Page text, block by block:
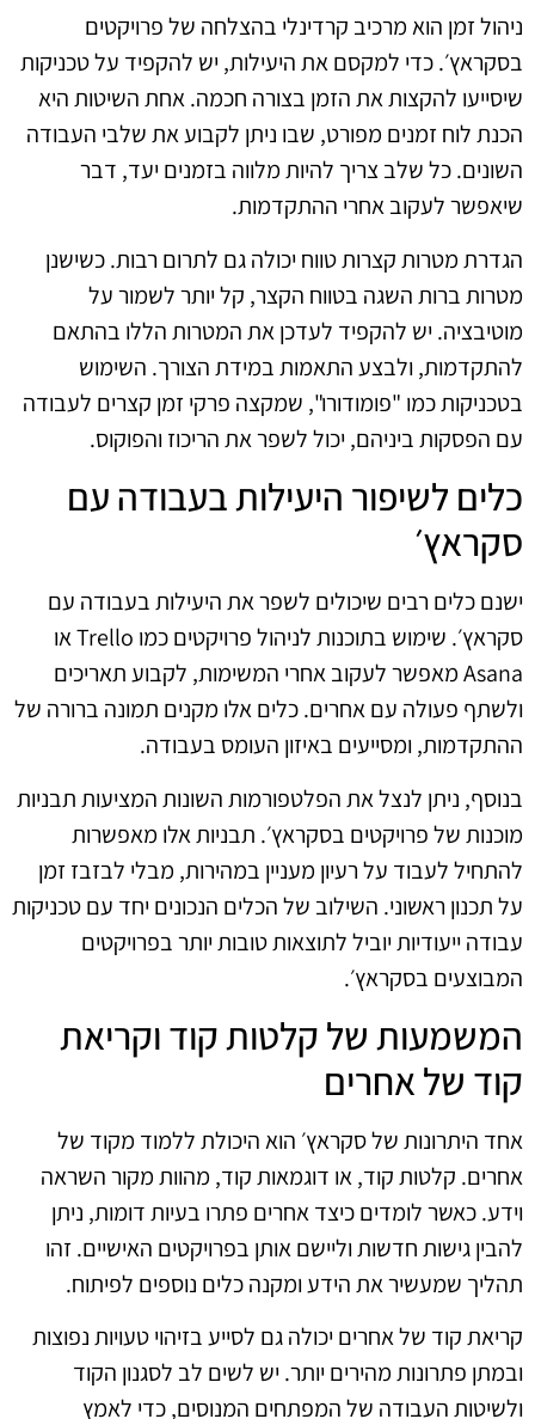
ניהול זמן הוא מרכיב קרדינלי בהצלחה של פרויקטים
בסקראץ׳. כדי למקסם את היעילות, יש להקפיד על טכניקות
שיסייעו להקצות את הזמן בצורה חכמה. אחת השיטות היא
הכנת לוח זמנים מפורט, שבו ניתן לקבוע את שלבי העבודה
השונים. כל שלב צריך להיות מלווה בזמנים יעד, דבר
שיאפשר לעקוב אחרי ההתקדמות.
הגדרת מטרות קצרות טווח יכולה גם לתרום רבות. כשישנן
מטרות ברות השגה בטווח הקצר, קל יותר לשמור על
מוטיבציה. יש להקפיד לעדכן את המטרות הללו בהתאם
להתקדמות, ולבצע התאמות במידת הצורך. השימוש
בטכניקות כמו "פומודורו", שמקצה פרקי זמן קצרים לעבודה
עם הפסקות ביניהם, יכול לשפר את הריכוז והפוקוס.
כלים לשיפור היעילות בעבודה עם
סקראץ׳
ישנם כלים רבים שיכולים לשפר את היעילות בעבודה עם
סקראץ׳. שימוש בתוכנות לניהול פרויקטים כמו Trello או
Asana מאפשר לעקוב אחרי המשימות, לקבוע תאריכים
ולשתף פעולה עם אחרים. כלים אלו מקנים תמונה ברורה של
ההתקדמות, ומסייעים באיזון העומס בעבודה.
בנוסף, ניתן לנצל את הפלטפורמות השונות המציעות תבניות
מוכנות של פרויקטים בסקראץ׳. תבניות אלו מאפשרות
להתחיל לעבוד על רעיון מעניין במהירות, מבלי לבזבז זמן
על תכנון ראשוני. השילוב של הכלים הנכונים יחד עם טכניקות
עבודה ייעודיות יוביל לתוצאות טובות יותר בפרויקטים
המבוצעים בסקראץ׳.
המשמעות של קלטות קוד וקריאת
קוד של אחרים
אחד היתרונות של סקראץ׳ הוא היכולת ללמוד מקוד של
אחרים. קלטות קוד, או דוגמאות קוד, מהוות מקור השראה
וידע. כאשר לומדים כיצד אחרים פתרו בעיות דומות, ניתן
להבין גישות חדשות וליישם אותן בפרויקטים האישיים. זהו
תהליך שמעשיר את הידע ומקנה כלים נוספים לפיתוח.
קריאת קוד של אחרים יכולה גם לסייע בזיהוי טעויות נפוצות
ובמתן פתרונות מהירים יותר. יש לשים לב לסגנון הקוד
ולשיטות העבודה של המפתחים המנוסים, כדי לאמץ